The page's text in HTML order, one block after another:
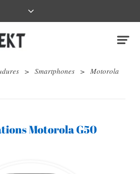
> Smartphones > Motorola
Motorola G50